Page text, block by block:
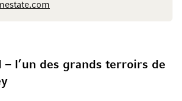
– l’un des grands terroirs de